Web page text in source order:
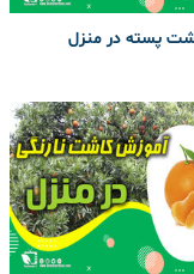
پسته در منزل